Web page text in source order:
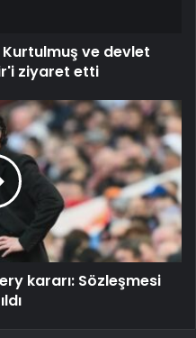
Kurtulmuş ve devlet
ziyaret etti
kararı: Sözleşmesi